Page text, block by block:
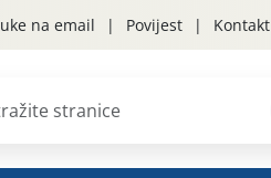
na email Povijest Kontakt